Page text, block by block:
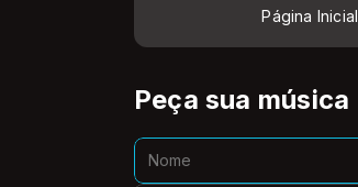
Página Inicial
Peça sua música
Nome: